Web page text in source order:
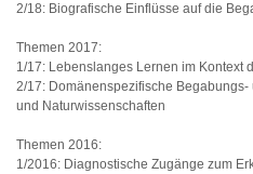
2/18: Biografische Einflüsse auf die
Themen 2017:
1/17: Lebenslanges Lernen im Kontext
2/17: Domänenspezifische
und Naturwissenschaften
Themen 2016:
1/2016: Diagnostische Zugänge zum